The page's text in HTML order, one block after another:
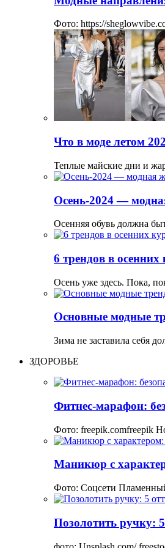
Фото: https://
Что в моде летом
Теплые майские дни и
Осень-2024 —
Осенняя обувь должна
6 трендов в
Осень уже здесь. Пока,
Основные модные
Зима не заставила себя
ЗДОРОВЬЕ
Фитнес-марафон:
Фото: freepik.comfreepik
Маникюр с
Фото: Соцсети
Позолотить ручку: